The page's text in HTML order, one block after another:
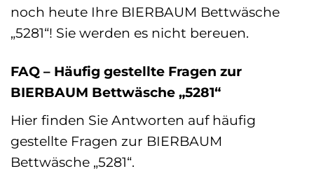
noch heute Ihre BIERBAUM Bettwäsche
„5281“! Sie werden es nicht bereuen.
FAQ – Häufig gestellte Fragen zur
BIERBAUM Bettwäsche „5281“
Hier finden Sie Antworten auf häufig
gestellte Fragen zur BIERBAUM
Bettwäsche „5281“.